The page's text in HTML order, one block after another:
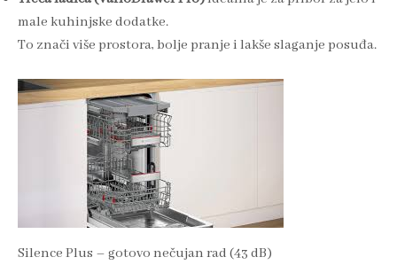
male kuhinjske dodatke.
To znači više prostora, bolje pranje i lakše slaganje posuđa.
Silence Plus – gotovo nečujan rad (43 dB)